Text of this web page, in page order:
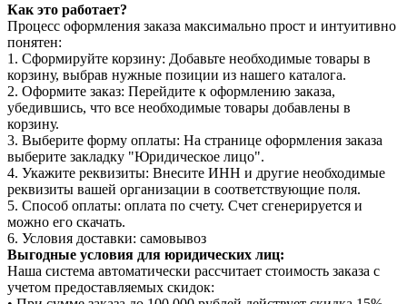
Как это работает?
Процесс оформления заказа максимально прост и интуитивно
понятен:
1. Сформируйте корзину: Добавьте необходимые товары в
корзину, выбрав нужные позиции из нашего каталога.
2. Оформите заказ: Перейдите к оформлению заказа,
убедившись, что все необходимые товары добавлены в
корзину.
3. Выберите форму оплаты: На странице оформления заказа
выберите закладку "Юридическое лицо".
4. Укажите реквизиты: Внесите ИНН и другие необходимые
реквизиты вашей организации в соответствующие поля.
5. Способ оплаты: оплата по счету. Счет сгенерируется и
можно его скачать.
6. Условия доставки: самовывоз
Выгодные условия для юридических лиц:
Наша система автоматически рассчитает стоимость заказа с
учетом предоставляемых скидок: